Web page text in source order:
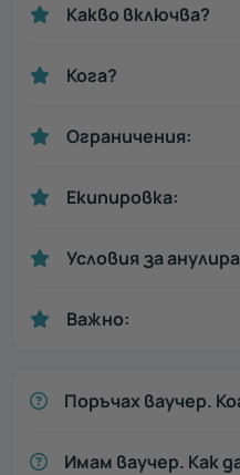
Какво включва?
Кога?
Ограничения:
Екипировка:
Условия за
Важно:
Поръчах ваучер.
Имам ваучер. Как